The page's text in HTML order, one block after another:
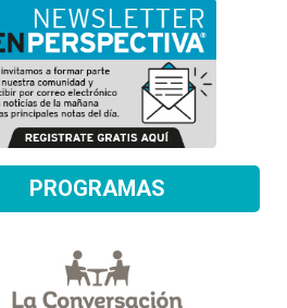
PROGRAMAS